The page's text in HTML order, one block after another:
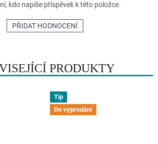
PRODUKTY
Tip
Do vyprodání
kdo napíše příspěvek k této položce.
PŘIDAT HODNOCENÍ